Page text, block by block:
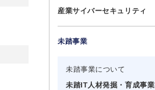
産業サイバーセキュリティ
未踏事業
未踏事業について
未踏IT人材発掘・育成事業